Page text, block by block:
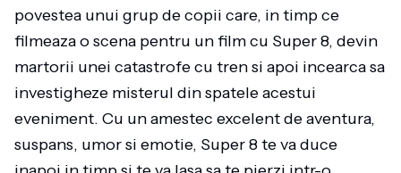
povestea unui grup de copii care, in timp ce
filmeaza o scena pentru un film cu Super 8, devin
martorii unei catastrofe cu tren si apoi incearca sa
investigheze misterul din spatele acestui
eveniment. Cu un amestec excelent de aventura,
suspans, umor si emotie, Super 8 te va duce